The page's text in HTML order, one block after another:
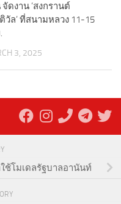
จัดงาน ‘สงกรานต์
วัล’ ที่สนามหลวง 11-15
3, 2025
ใช้โมเดลรัฐบาลอานันท์